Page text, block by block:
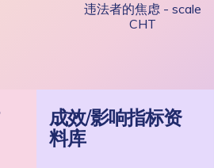
违法者的焦虑 - scale
CHT
成效/影响指标资
料库